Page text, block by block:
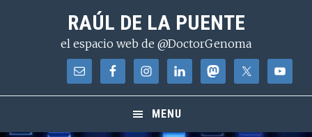
contenido
RAÚL DE LA PUENTE
el espacio web de @DoctorGenoma
MENU